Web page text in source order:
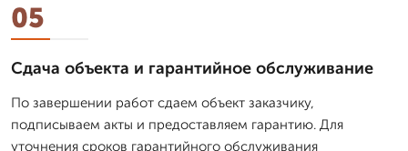
05
Сдача объекта и гарантийное обслуживание
По завершении работ сдаем объект заказчику,
подписываем акты и предоставляем гарантию. Для
уточнения сроков гарантийного обслуживания